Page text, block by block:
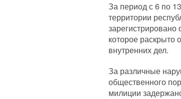
За период с 6 по
территории
зарегистрировано
которое раскрыто
внутренних дел.
За различные
общественного
милиции